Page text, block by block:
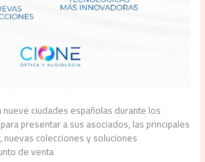
ciudades españolas durante los
presentar a sus asociados, las principales
colecciones y soluciones
de venta